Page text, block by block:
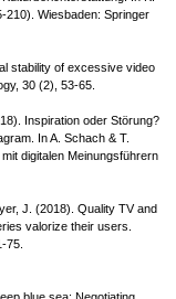
210). Wiesbaden: Springer
stability of excessive video
30 (2), 53-65.
Inspiration oder Störung?
In A. Schach & T.
digitalen Meinungsführern
J. (2018). Quality TV and
valorize their users.
75.